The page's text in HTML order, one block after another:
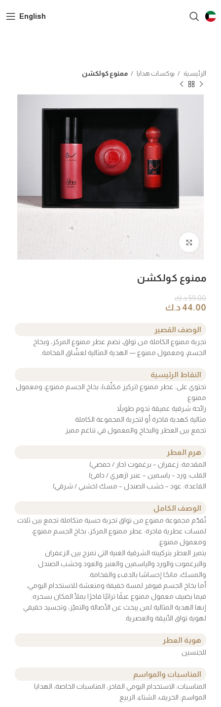
English
الرئيسية بوكسات هدايا ممنوع كولكشن
ممنوع كولكشن
59.00د.ك
44.00 د.ك
الوصف القصير
تجربة ممنوع الكاملة من تواق، تضم عطر ممنوع المركز، وبخاخ
الجسم، ومعمول ممنوع — الهدية المثالية لعشّاق الفخامة.
النقاط الرئيسية
تحتوي على: عطر ممنوع (تركيز مكثّف)، بخاخ الجسم ممنوع، ومعمول
ممنوع
رائحة شرقية عميقة تدوم طويلاً
مثالية كهدية فاخرة أو لتجربة المجموعة الكاملة
تجمع بين العطر والبخاخ والمعمول في تناغم مميز
هرم العطر
المقدمة: زعفران – برغموت (حار / حمضي)
القلب: ورد – ياسمين – عنبر (زهري / دافئ)
القاعدة: عود – خشب الصندل – مسك (خشبي / شرقي)
الوصف الكامل
تُقدّم مجموعة ممنوع من تواق تجربة حسية متكاملة تجمع بين ثلاث
لمسات عطرية فاخرة: عطر ممنوع المركز، بخاخ الجسم ممنوع،
ومعمول ممنوع.
يتميز العطر بتركيبته الشرقية الغنية التي تمزج بين الزعفران
والبرغموت والورد والياسمين والعنبر والعود وخشب الصندل
والمسك، مانحًا إحساسًا بالدفء والفخامة.
أما بخاخ الجسم فيوفر لمسة خفيفة ومنعشة للاستخدام اليومي،
فيما يضيف معمول ممنوع عبقًا تراثيًا فاخرًا يملأ المكان بسحره.
إنها الهدية المثالية لمن يبحث عن الأصالة والتميّز، وتجسيد حقيقي
لهوية تواق الأنيقة والعصرية.
هوية العطر
للجنسين
المناسبات والمواسم
المناسبات: الاستخدام اليومي الفاخر، المناسبات الخاصة، الهدايا
المواسم: الخريف، الشتاء، الربيع